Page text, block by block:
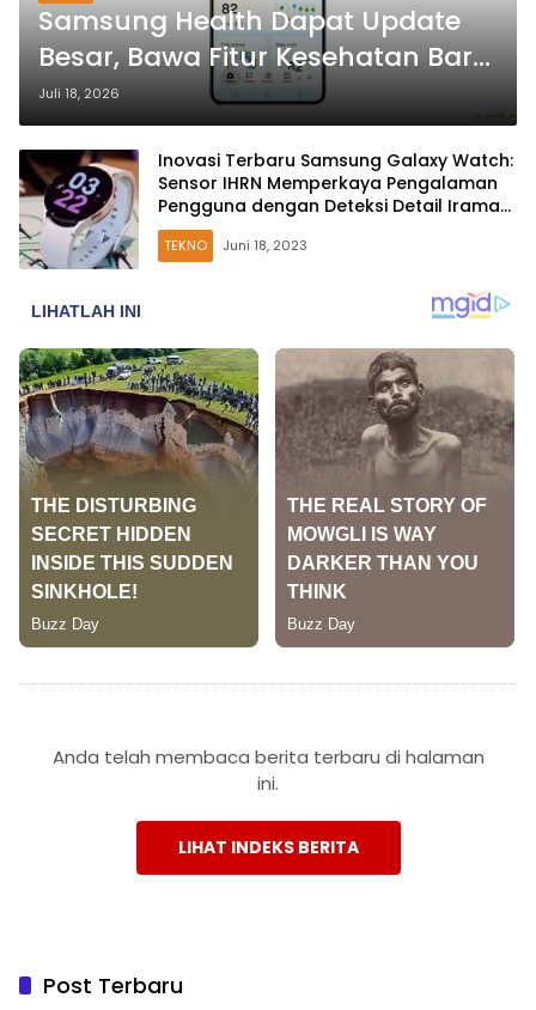
Samsung Health Dapat Update
Besar, Bawa Fitur Kesehatan Baru
untuk Galaxy Watch Generasi
Berikutnya
Juli 18, 2026
Inovasi Terbaru Samsung Galaxy Watch:
Sensor IHRN Memperkaya Pengalaman
Pengguna dengan Deteksi Detail Irama
Jantung
TEKNO Juni 18, 2023
Anda telah membaca berita terbaru di halaman
ini.
LIHAT INDEKS BERITA
Post Terbaru